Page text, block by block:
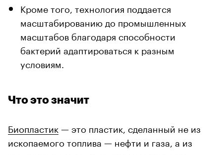
Кроме того, технология поддается
масштабированию до промышленных
масштабов благодаря способности
бактерий адаптироваться к разным
условиям.
Что это значит
Биопластик — это пластик, сделанный не из
ископаемого топлива — нефти и газа, а из